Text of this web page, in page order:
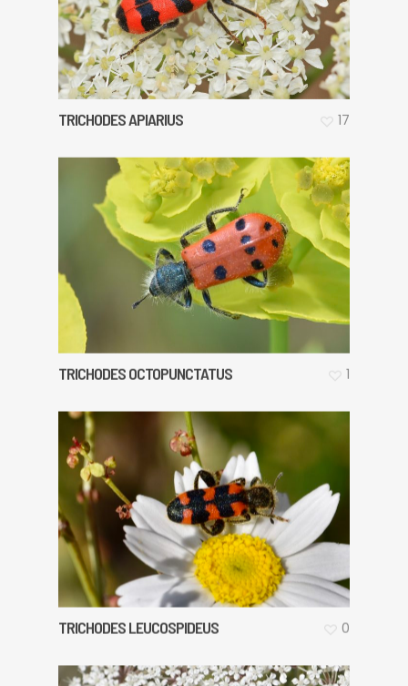
TRICHODES APIARIUS 17
TRICHODES OCTOPUNCTATUS 1
TRICHODES LEUCOSPIDEUS 0